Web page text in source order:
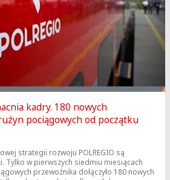
kadry. 180 nowych
pociągowych od początku
strategii rozwoju POLREGIO są
Tylko w pierwszych siedmiu miesiącach
przewoźnika dołączyło 180 nowych